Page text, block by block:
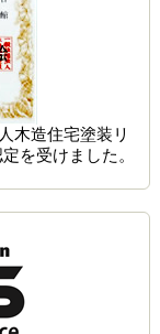
木造住宅塗装リ
を受けました。